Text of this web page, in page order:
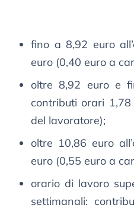
fino a 8,92 euro
euro (0,40 euro a
oltre 8,92 euro e
contributi orari
del lavoratore);
oltre 10,86 euro
euro (0,55 euro a
orario di lavoro
settimanali: